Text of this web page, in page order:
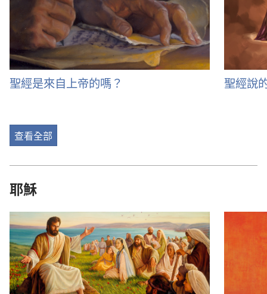
聖經是來自上帝的嗎？ 聖經說
查看全部
耶穌